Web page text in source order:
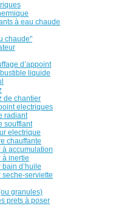
à eau chaude
chaude"
d’appoint
liquide
de chantier
electriques
radiant
soufflant
electrique
chauffante
à accumulation
à inertie
bain d’huile
seche-serviette
granules)
prets à poser